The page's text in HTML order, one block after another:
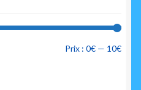
Prix
Prix
Prix : 0€ — 10€